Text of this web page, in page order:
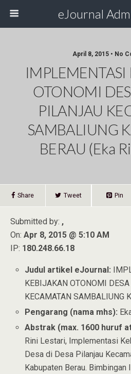
eJournal
April 8, 2015 • No
OTONOMI
PILANJAU
SAMBALIUNG
BERAU (Eka
Share Tweet Pin
Submitted by: ,
On: Apr 8, 2015 @ 5:10 AM
IP: 180.248.66.18
Judul artikel eJournal:
KEBIJAKAN OTONOMI
KECAMATAN SAMBALIUNG
Pengarang (nama mhs):
Abstrak (max. 1600 huruf
Rini Lestari, Implementasi
Desa di Desa Pilanjau
Kabupaten Berau. Bimbingan